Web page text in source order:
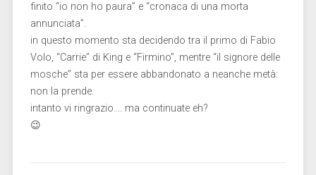
finito “io non ho paura” e “cronaca di una morta
annunciata”.
in questo momento sta decidendo tra il primo di Fabio
Volo, “Carrie” di King e “Firmino”, mentre “il signore delle
mosche” sta per essere abbandonato a neanche metà:
non la prende.
intanto vi ringrazio…. ma continuate eh?
😉